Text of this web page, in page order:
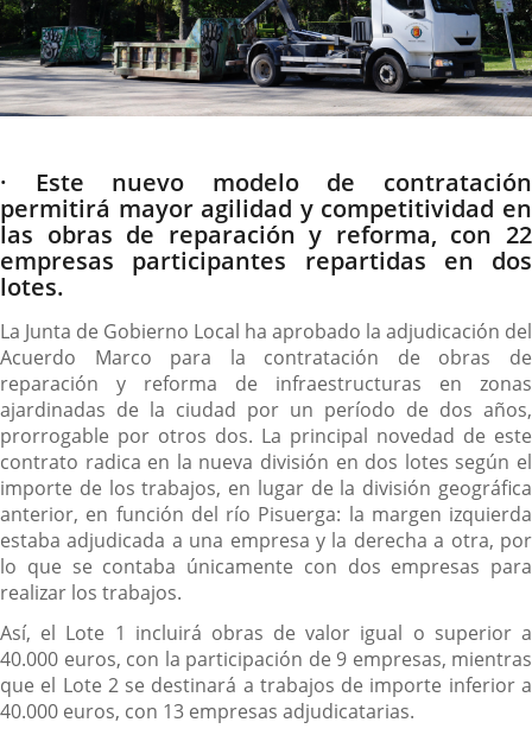
Descripción
· Este nuevo modelo de contratación
permitirá mayor agilidad y competitividad en
las obras de reparación y reforma, con 22
empresas participantes repartidas en dos
lotes.
La Junta de Gobierno Local ha aprobado la adjudicación del
Acuerdo Marco para la contratación de obras de
reparación y reforma de infraestructuras en zonas
ajardinadas de la ciudad por un período de dos años,
prorrogable por otros dos. La principal novedad de este
contrato radica en la nueva división en dos lotes según el
importe de los trabajos, en lugar de la división geográfica
anterior, en función del río Pisuerga: la margen izquierda
estaba adjudicada a una empresa y la derecha a otra, por
lo que se contaba únicamente con dos empresas para
realizar los trabajos.
Así, el Lote 1 incluirá obras de valor igual o superior a
40.000 euros, con la participación de 9 empresas, mientras
que el Lote 2 se destinará a trabajos de importe inferior a
40.000 euros, con 13 empresas adjudicatarias.